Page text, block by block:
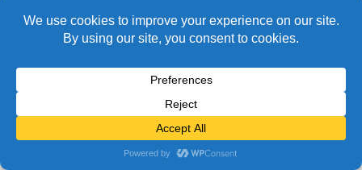
AlainBidart-Galapagos-
Allbatros03
AlainBidart-Galapagos-
Allbatros05
© Alain Bidart (2026) - Tous droits réservés
FIÈREMENT PROPULSÉ PAR